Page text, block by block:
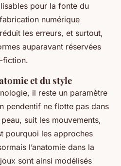
pour la fonte du
numérique
les erreurs, et surtout,
auparavant réservées
fiction.
et du style
il reste un paramètre
pendentif ne flotte pas dans
suit les mouvements,
pourquoi les approches
l’anatomie dans la
sont ainsi modélisés